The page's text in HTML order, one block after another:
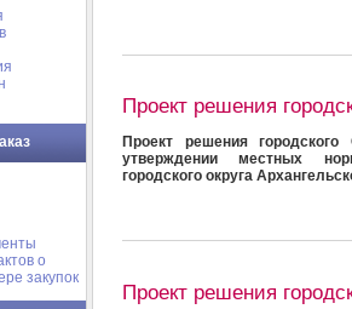
о
закупок
Проект решения
Проект решения
утверждении местных
городского округа
Проект решения